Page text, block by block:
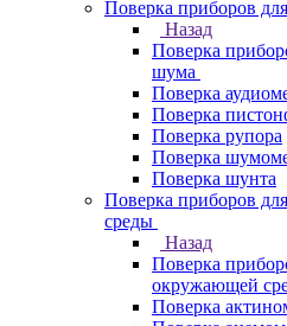
Поверка приборов
Назад
Поверка
шума
Поверка
Поверка
Поверка рупора
Поверка
Поверка шунта
Поверка приборов
среды
Назад
Поверка
окружающей
Поверка